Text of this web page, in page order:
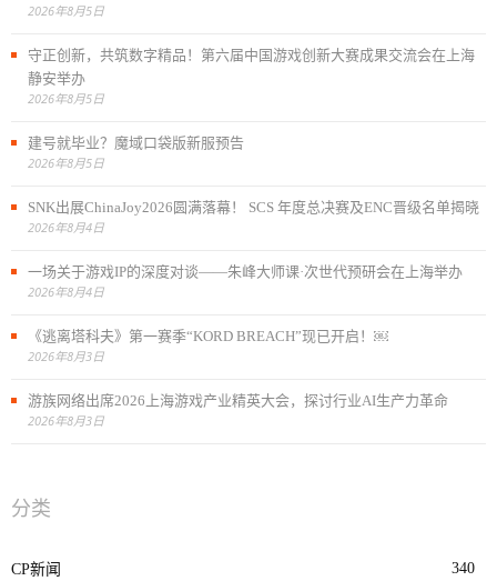
2026年8月5日
守正创新，共筑数字精品！第六届中国游戏创新大赛成果交流会在上海
静安举办
2026年8月5日
建号就毕业？魔域口袋版新服预告
2026年8月5日
SNK出展ChinaJoy2026圆满落幕！ SCS 年度总决赛及ENC晋级名单揭晓
2026年8月4日
一场关于游戏IP的深度对谈——朱峰大师课·次世代预研会在上海举办
2026年8月4日
《逃离塔科夫》第一赛季“KORD BREACH”现已开启！￼
2026年8月3日
游族网络出席2026上海游戏产业精英大会，探讨行业AI生产力革命
2026年8月3日
分类
CP新闻 340